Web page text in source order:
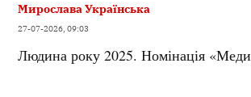
Мирослава Українська
27-07-2026, 09:03
Людина року 2025. Номінація